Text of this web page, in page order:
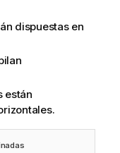
dispuestas en
están